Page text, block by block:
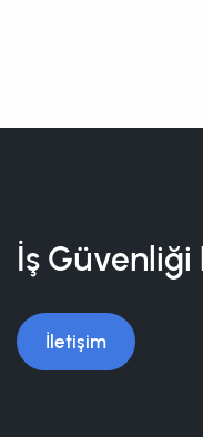
İş Güvenliği
İletişim